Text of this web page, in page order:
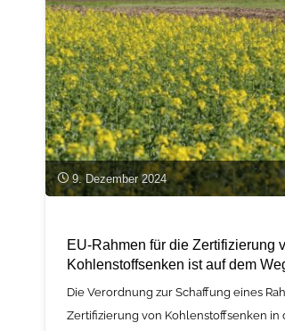
9. Dezember 2024
EU-Rahmen für die Zertifizierung
Kohlenstoffsenken ist auf dem
Die Verordnung zur Schaffung eines
Zertifizierung von Kohlenstoffsenken in